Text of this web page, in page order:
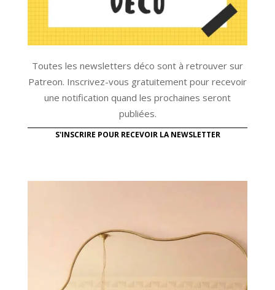
Toutes les newsletters déco sont à retrouver sur
Patreon. Inscrivez-vous gratuitement pour recevoir
une notification quand les prochaines seront
publiées.
S'INSCRIRE POUR RECEVOIR LA NEWSLETTER